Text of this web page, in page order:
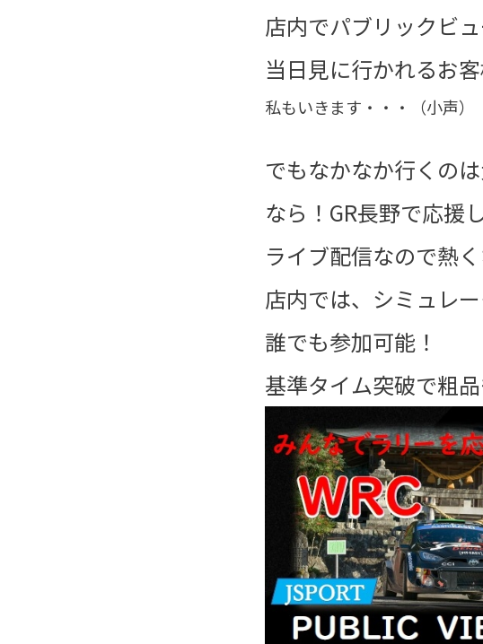
店内でパブリックビ
当日見に行かれるお
私もいきます・・・（小声）
でもなかなか行くのは
なら！GR長野で応援
ライブ配信なので熱
店内では、シミュレ
誰でも参加可能！
基準タイム突破で粗品